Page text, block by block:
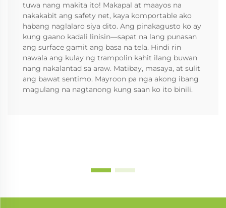
tuwa nang makita ito! Makapal at maayos na
nakakabit ang safety net, kaya komportable ako
habang naglalaro siya dito. Ang pinakagusto ko ay
kung gaano kadali linisin—sapat na lang punasan
ang surface gamit ang basa na tela. Hindi rin
nawala ang kulay ng trampolin kahit ilang buwan
nang nakalantad sa araw. Matibay, masaya, at sulit
ang bawat sentimo. Mayroon pa nga akong ibang
magulang na nagtanong kung saan ko ito binili.